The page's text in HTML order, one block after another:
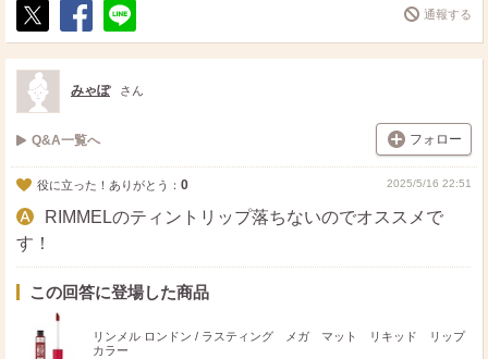
ポ
ス
ト
シ
ェ
送
る
通報する
みゃぽ さん
Q&A一覧へ フォロー
役に立った！ありがとう： 0 2025/5/16 22:51
RIMMELのティントリップ落ちないのでオススメで
す！
この回答に登場した商品
リンメル ロンドン / ラスティング メガ マット リキッド リップ
カラー